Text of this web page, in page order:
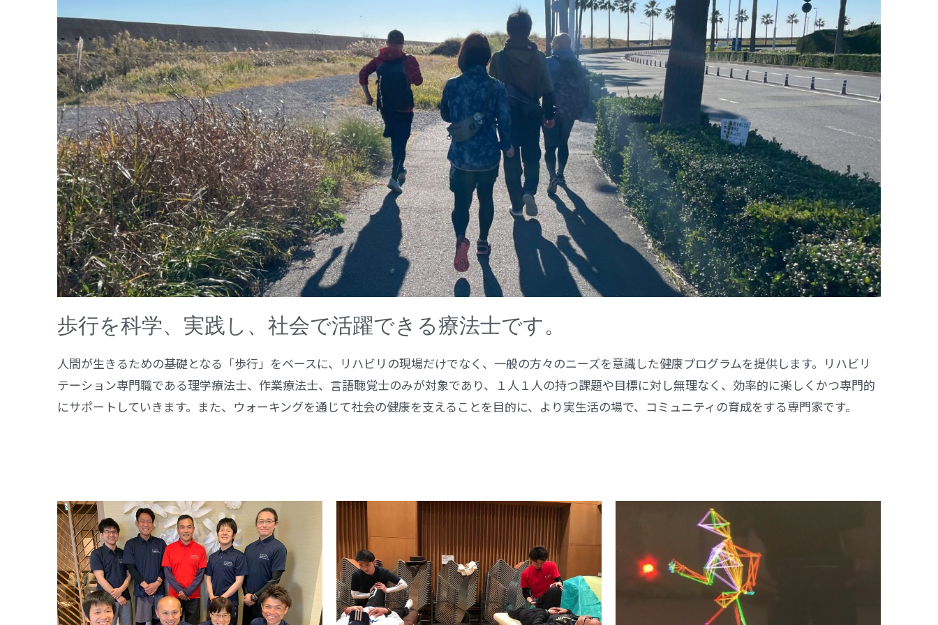
歩行を科学、実践し、社会で活躍できる療法士です。
人間が生きるための基礎となる「歩行」をベースに、リハビリの現場だけでなく、一般の方々のニーズを意識した健康プログラムを提供します。 リハビリ
テーション専門職である理学療法士、作業療法士、言語聴覚士のみが対象であり、１人１人の持つ課題や目標に対し無理なく、効率的に楽しくかつ専門的
にサポートしていきます。また、ウォーキングを通じて社会の健康を支えることを目的に、より実生活の場で、コミュニティの育成をする専門家です。